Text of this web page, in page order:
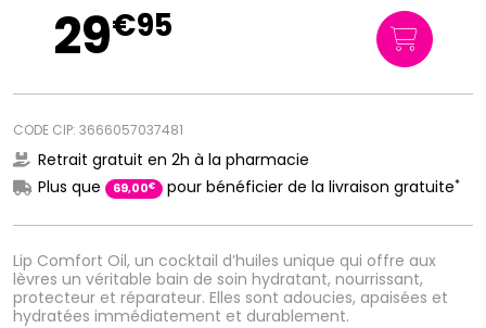
Lip Comfort Oil, un cocktail d’huiles unique qui offre aux
lèvres un véritable bain de soin hydratant, nourrissant,
protecteur et réparateur. Elles sont adoucies, apaisées et
hydratées immédiatement et durablement.
29€95
CODE CIP: 3666057037481
Retrait gratuit en 2h à la pharmacie
Plus que
69,00€ pour bénéficier de la livraison gratuite*